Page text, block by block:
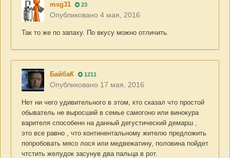
msg31 23
Опубликовано 4 мая, 2016
Так то же по запаху. По вкусу можно отличить.
БайбаК 1211
Опубликовано 17 мая, 2016
Нет ни чего удивительного в этом, кто сказал что простой
обыватель не выросший в семье самогоно или винокура
варителя способенн на данный дегустический демарш ,
это все равно , что континентальному жителю предложить
попробовать мясо лося или медвежатину, половина пойдет
чтстить желудок засунув два пальца в рот.